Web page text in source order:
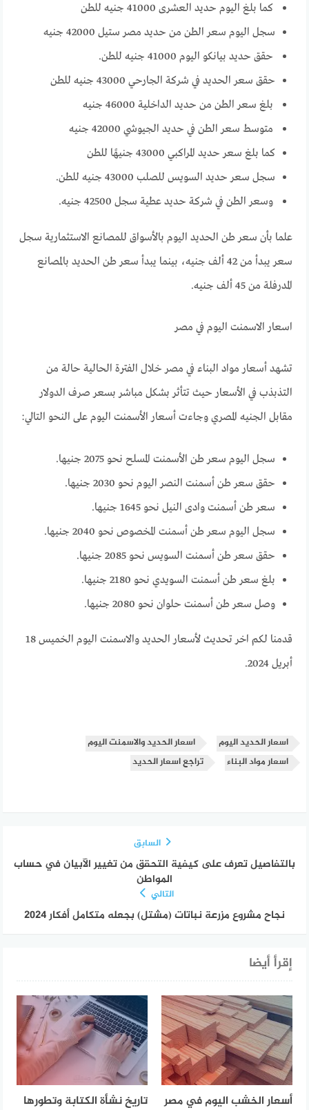
كما بلغ اليوم حديد العشرى 41000 جنيه للطن
سجل اليوم سعر الطن من حديد مصر ستيل 42000 جنيه
حقق حديد بيانكو اليوم 41000 جنيه للطن.
حقق سعر الحديد في شركة الجارحي 43000 جنيه للطن
بلغ سعر الطن من حديد الداخلية 46000 جنيه
متوسط سعر الطن في حديد الجيوشي 42000 جنيه
كما بلغ سعر حديد المراكبي 43000 جنيهًا للطن
سجل سعر حديد السويس للصلب 43000 جنيه للطن.
وسعر الطن في شركة حديد عطية سجل 42500 جنيه.
علما بأن سعر طن الحديد اليوم بالأسواق للمصانع الاستثمارية سجل
سعر يبدأ من 42 ألف جنيه، بينما يبدأ سعر طن الحديد بالمصانع
المدرفلة من 45 ألف جنيه.
اسعار الاسمنت اليوم في مصر
تشهد أسعار مواد البناء في مصر خلال الفترة الحالية حالة من
التذبذب في الأسعار حيث تتأثر بشكل مباشر بسعر صرف الدولار
مقابل الجنيه المصري وجاءت أسعار الأسمنت اليوم على النحو التالي:
سجل اليوم سعر طن الأسمنت المسلح نحو 2075 جنيها.
حقق سعر طن أسمنت النصر اليوم نحو 2030 جنيها.
سعر طن أسمنت وادى النيل نحو 1645 جنيها.
سجل اليوم سعر طن أسمنت المخصوص نحو 2040 جنيها.
حقق سعر طن أسمنت السويس نحو 2085 جنيها.
بلغ سعر طن أسمنت السويدي نحو 2180 جنيها.
وصل سعر طن أسمنت حلوان نحو 2080 جنيها.
قدمنا لكم اخر تحديث لأسعار الحديد والاسمنت اليوم الخميس 18
أبريل 2024.
اسعار الحديد اليوم
اسعار الحديد والاسمنت اليوم
اسعار مواد البناء
تراجع اسعار الحديد
السابق
بالتفاصيل تعرف على كيفية التحقق من تغيير الآبيان في حساب
المواطن
التالي
نجاح مشروع مزرعة نباتات (مشتل) بجعله متكامل أفكار 2024
إقرأ أيضا
أسعار الخشب اليوم في مصر
تاريخ نشأة الكتابة وتطورها